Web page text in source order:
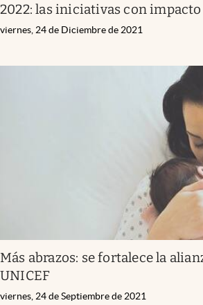
2022: las iniciativas con
viernes, 24 de Diciembre de 2021
Más abrazos: se fortalece la
UNICEF
viernes, 24 de Septiembre de 2021